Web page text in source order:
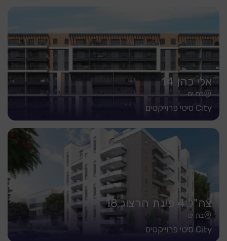
אלי כהן 14
בת ים
City סיטי פרוייקטים
צה"ל 4 פינת הרצוג 18
בת ים
City סיטי פרוייקטים